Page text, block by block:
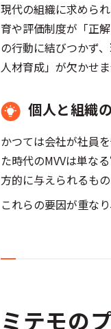
現代の組織に求めら
育や評価制度が「正
の行動に結びつかず
人材育成」が欠かせま
個人と組織
かつては会社が社員
た時代のMVVは単な
方的に与えられるも
これらの要因が重な
ミテモの